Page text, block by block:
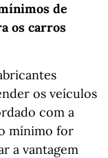
de
os carros
os veículos
com a
mínimo for
a vantagem